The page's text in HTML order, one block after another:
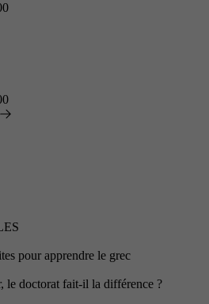
pour apprendre le grec
le doctorat fait-il la différence ?